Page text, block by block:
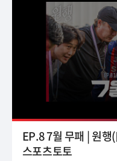
EP.8 7월 무패 | 원
스포츠토토